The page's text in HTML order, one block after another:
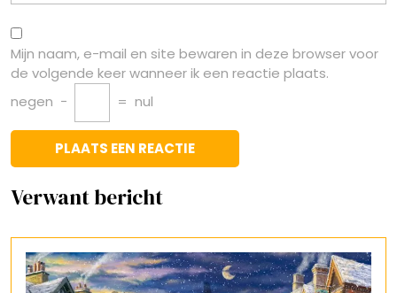
Mijn naam, e-mail en site bewaren in deze browser voor
de volgende keer wanneer ik een reactie plaats.
negen − = nul
Verwant bericht